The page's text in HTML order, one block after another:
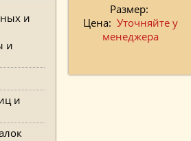
и
и
и
Размер:
Цена: Уточняйте у
менеджера